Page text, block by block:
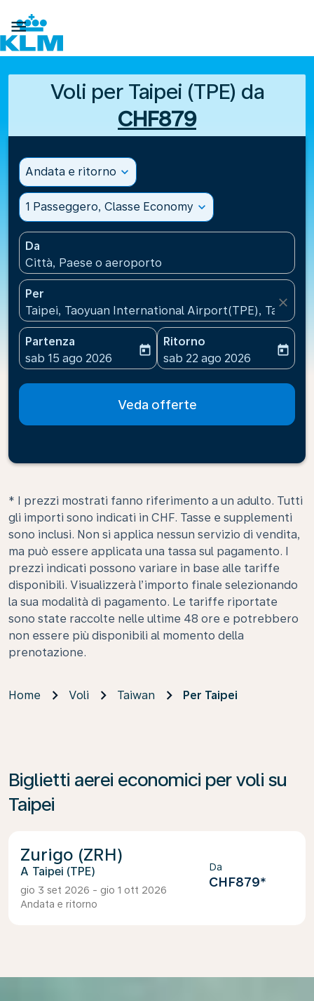

Voli per Taipei (TPE) da
CHF879
Andata e ritorno expand_more
1 Passeggero, Classe Economy expand_more
Da
Città, Paese o aeroporto
Per
Taipei, Taoyuan International Airport(TPE), Taiwan,
close
Partenza
fc-booking-departure-date-aria-label
sab 15 ago 2026
today
Ritorno
fc-booking-return-date-
sab 22 ago 2026
today
Veda offerte
* I prezzi mostrati fanno riferimento a un adulto. Tutti
gli importi sono indicati in CHF. Tasse e supplementi
sono inclusi. Non si applica nessun servizio di vendita,
ma può essere applicata una tassa sul pagamento. I
prezzi indicati possono variare in base alle tariffe
disponibili. Visualizzerà l’importo finale selezionando
la sua modalità di pagamento. Le tariffe riportate
sono state raccolte nelle ultime 48 ore e potrebbero
non essere più disponibili al momento della
prenotazione.
Home Voli Taiwan Per Taipei
Biglietti aerei economici per voli su
Taipei
Zurigo (ZRH)
Taipei (TPE)
gio 3 set 2026 - gio 1 ott 2026
Andata e ritorno
Da
CHF879*